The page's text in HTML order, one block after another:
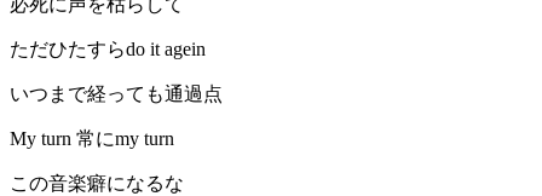
必死に声を枯らして
ただひたすらdo it agein
いつまで経っても通過点
My turn 常にmy turn
この音楽癖になるな